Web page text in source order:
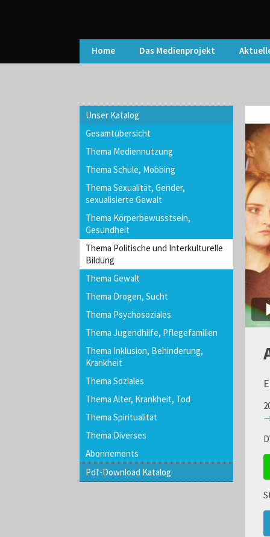
Home Das Medienprojekt
Unser Katalog
Gesamtübersicht
Thema Mediennutzung
Thema Schule, Mobbing
Thema Sexualität, Gender,
sexualisierte Gewalt
Thema Körperbewusstsein,
Gesundheit
Thema Politische und Interkulturelle
Bildung
Thema Gewalt
Thema Drogen, Sucht
Thema Psychosoziales
Thema Jugendhilfe, Pflegefamilien
Thema Inklusion, Behinderung,
Krankheit
Thema Soziales
Thema Alter, Krankheit, Tod
Thema Spiritualität
Thema Diverses
Abonnements
Pdf-Download Katalog